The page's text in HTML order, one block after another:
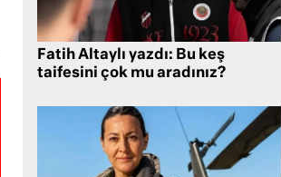
Fatih Altaylı yazdı: Bu keş
taifesini çok mu aradınız?